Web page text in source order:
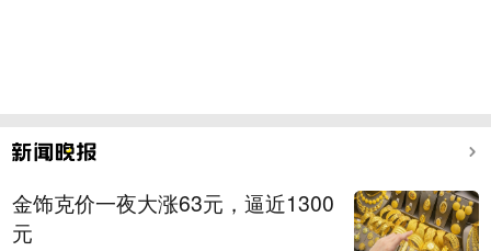
金饰克价一夜大涨63元，逼近1300
元